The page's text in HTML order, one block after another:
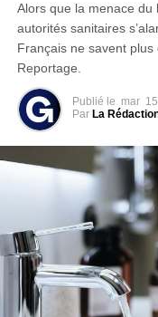
Alors que la menace
autorités sanitaires
Français ne savent plus
Reportage.
Publié le mar
Par La